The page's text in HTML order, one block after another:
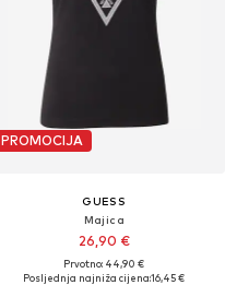
PROMOCIJA
GUESS
Majica
26,90 €
Prvotno: 44,90 €
Posljednja najniža cijena:16,45 €